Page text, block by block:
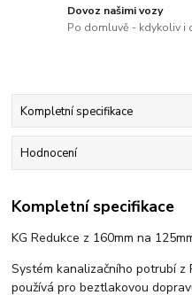
Dovoz našimi vozy
Po domluvě - kdykoliv i
Kompletní specifikace
Hodnocení
Kompletní specifikace
KG Redukce z 160mm na
Systém kanalizačního potrubí
používá pro beztlakovou